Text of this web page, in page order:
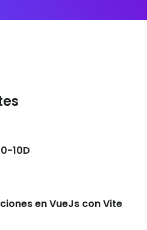
10D
en VueJs con Vite